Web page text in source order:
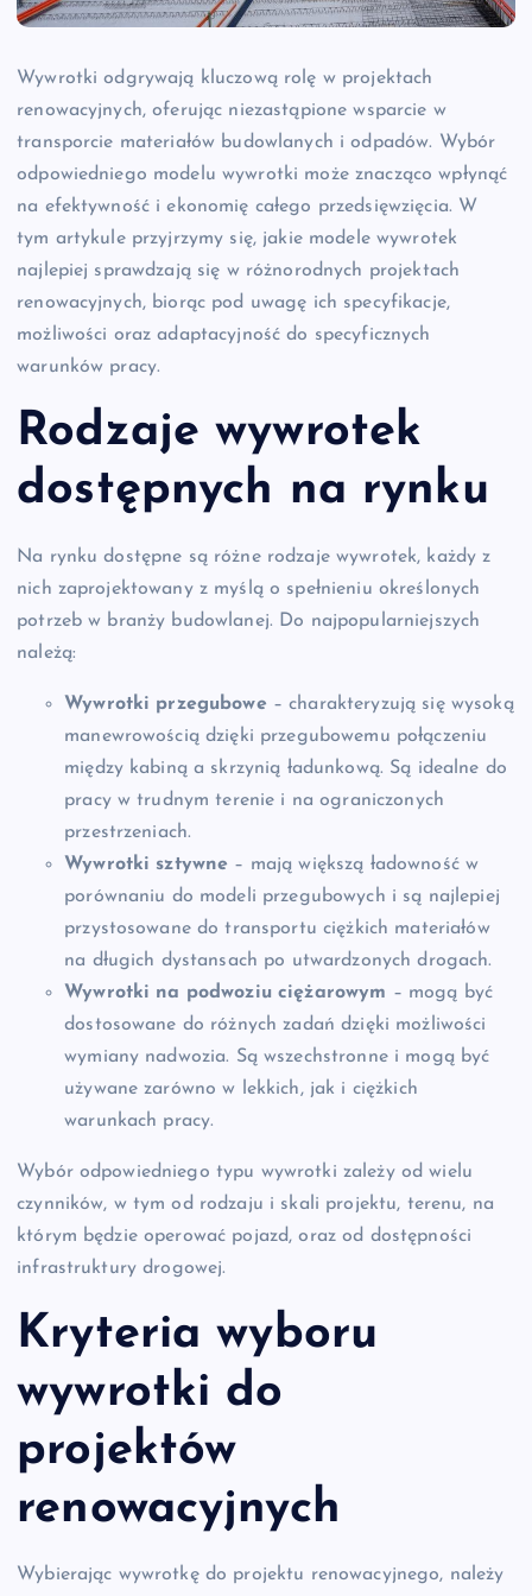
Wywrotki odgrywają kluczową rolę w projektach
renowacyjnych, oferując niezastąpione wsparcie w
transporcie materiałów budowlanych i odpadów. Wybór
odpowiedniego modelu wywrotki może znacząco wpłynąć
na efektywność i ekonomię całego przedsięwzięcia. W
tym artykule przyjrzymy się, jakie modele wywrotek
najlepiej sprawdzają się w różnorodnych projektach
renowacyjnych, biorąc pod uwagę ich specyfikacje,
możliwości oraz adaptacyjność do specyficznych
warunków pracy.
Rodzaje wywrotek
dostępnych na rynku
Na rynku dostępne są różne rodzaje wywrotek, każdy z
nich zaprojektowany z myślą o spełnieniu określonych
potrzeb w branży budowlanej. Do najpopularniejszych
należą:
Wywrotki przegubowe– charakteryzują się wysoką
manewrowością dzięki przegubowemu połączeniu
między kabiną a skrzynią ładunkową. Są idealne do
pracy w trudnym terenie i na ograniczonych
przestrzeniach.
Wywrotki sztywne – mają większą ładowność w
porównaniu do modeli przegubowych i są najlepiej
przystosowane do transportu ciężkich materiałów
na długich dystansach po utwardzonych drogach.
Wywrotki na podwoziu ciężarowym – mogą być
dostosowane do różnych zadań dzięki możliwości
wymiany nadwozia. Są wszechstronne i mogą być
używane zarówno w lekkich, jak i ciężkich
warunkach pracy.
Wybór odpowiedniego typu wywrotki zależy od wielu
czynników, w tym od rodzaju i skali projektu, terenu, na
którym będzie operować pojazd, oraz od dostępności
infrastruktury drogowej.
Kryteria wyboru
wywrotki do
projektów
renowacyjnych
Wybierając wywrotkę do projektu renowacyjnego, należy